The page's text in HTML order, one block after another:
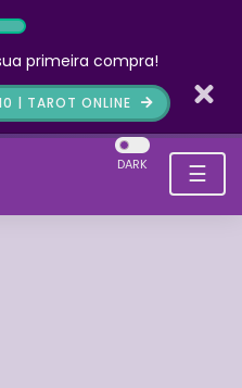
primeira compra!
| TAROT ONLINE
☰
DARK